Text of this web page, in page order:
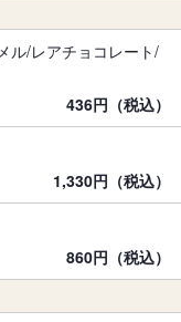
ル/レアチョコレート/
436円（税込）
1,330円（税込）
860円（税込）